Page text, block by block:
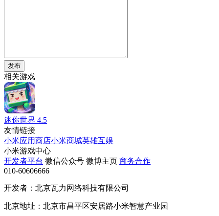
发布
相关游戏
迷你世界 4.5
友情链接
小米应用商店小米商城英雄互娱
小米游戏中心
开发者平台 微信公众号 微博主页 商务合作
010-60606666
开发者：北京瓦力网络科技有限公司
北京地址：北京市昌平区安居路小米智慧产业园